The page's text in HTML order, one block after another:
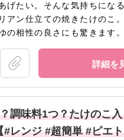
げたい。そんな気持ちにな
アン仕立ての焼きたけのこ
の相性の良さにも驚きます。
詳細を
調味料1つ？たけのこ
#レンジ #超簡単 #ピエ